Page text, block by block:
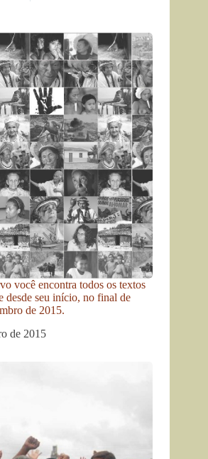
você encontra todos os textos
desde seu início, no final de
de 2015.
de 2015